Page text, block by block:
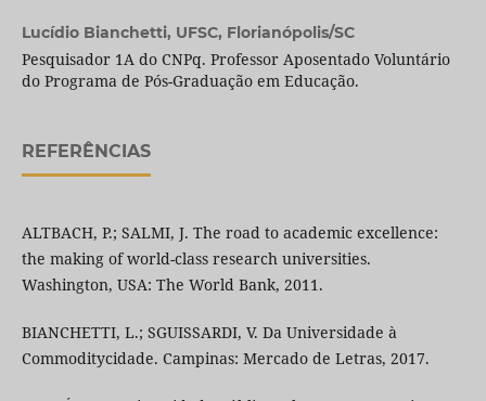
Lucídio Bianchetti, UFSC, Florianópolis/SC
Pesquisador 1A do CNPq. Professor Aposentado Voluntário
do Programa de Pós-Graduação em Educação.
REFERÊNCIAS
ALTBACH, P.; SALMI, J. The road to academic excellence:
the making of world-class research universities.
Washington, USA: The World Bank, 2011.
BIANCHETTI, L.; SGUISSARDI, V. Da Universidade à
Commoditycidade. Campinas: Mercado de Letras, 2017.